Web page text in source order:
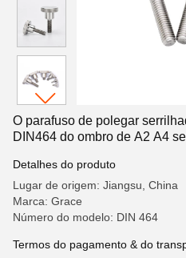
O parafuso de polegar
DIN464 do ombro de A2 A4
Detalhes do produto
Lugar de origem: Jiangsu, China
Marca: Grace
Número do modelo: DIN 464
Termos do pagamento & do